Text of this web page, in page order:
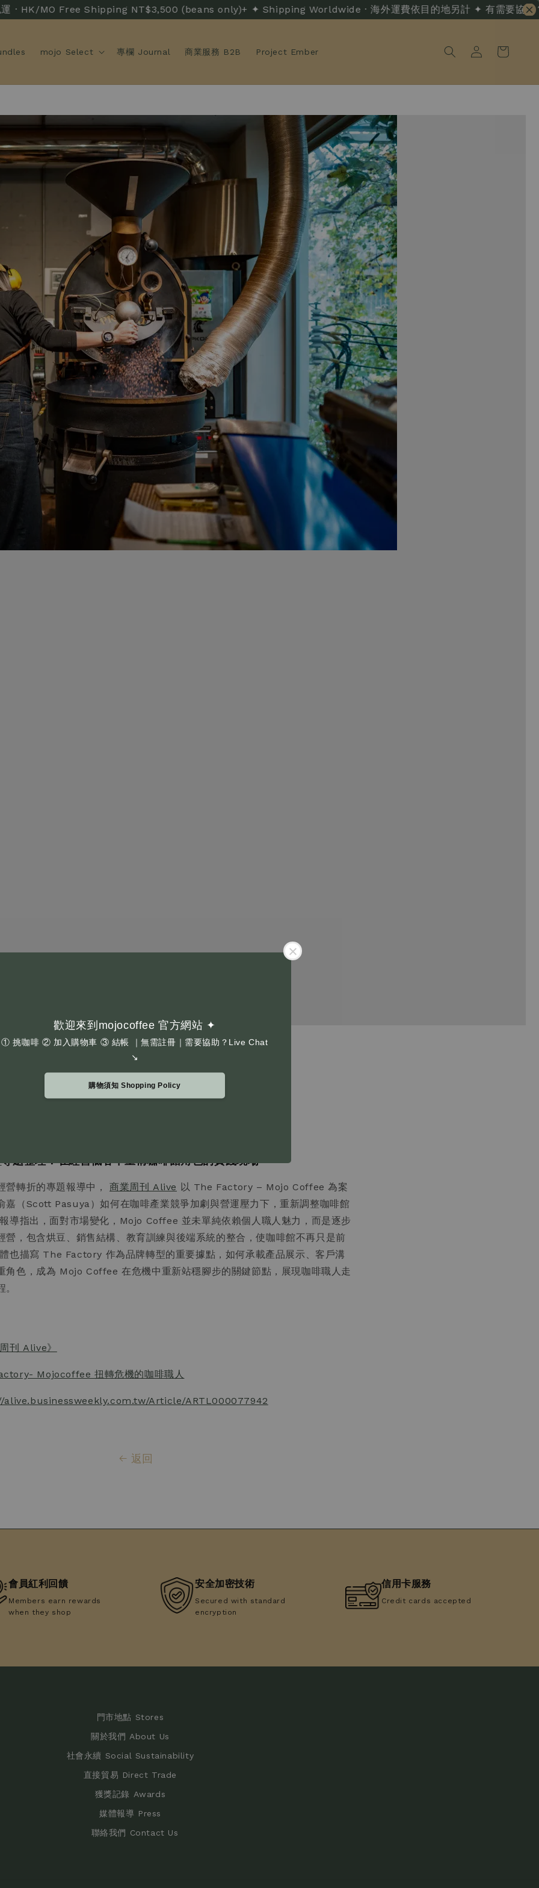
MO Free Shipping NT$3,500 (beans only)+ ✦ Shipping Worldwide · 海外運費依目的地另計 ✦ 有需要協助？
歡迎來到mojocoffee 官方網站 ✦
① 挑咖啡 ② 加入購物車 ③ 結帳 ｜無需註冊｜需要協助？Live Chat
↘
購物須知 Shopping Policy
mojo Select 專欄 Journal 商業服務 B2B Project Ember
:扭轉危機的咖啡職人
專題整理：在經營低谷中重構咖啡館角色的實踐現場
營轉折的專題報導中，商業周刊 Alive 以 The Factory – Mojo Coffee 為案
嘉（Scott Pasuya）如何在咖啡產業競爭加劇與營運壓力下，重新調整咖啡館
導指出，面對市場變化，Mojo Coffee 並未單純依賴個人職人魅力，而是逐步
營，包含烘豆、銷售結構、教育訓練與後端系統的整合，使咖啡館不再只是前
也描寫 The Factory 作為品牌轉型的重要據點，如何承載產品展示、客戶溝
角色，成為 Mojo Coffee 在危機中重新站穩腳步的關鍵節點，展現咖啡職人走
刊 Alive》
Mojocoffee 扭轉危機的咖啡職人
alive.businessweekly.com.tw/Article/ARTL000077942
返回
會員紅利回饋
Members earn rewards
when they shop
安全加密技術
Secured with standard
encryption
信用卡服務
Credit cards accepted
門市地點 Stores
關於我們 About Us
社會永續 Social Sustainability
直接貿易 Direct Trade
獲獎記錄 Awards
媒體報導 Press
聯絡我們 Contact Us